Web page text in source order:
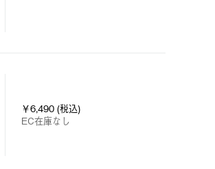
￥6,490 (税込)
EC在庫なし